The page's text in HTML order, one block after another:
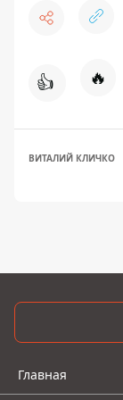
👍 🔥
ВИТАЛИЙ КЛИЧКО
Главная